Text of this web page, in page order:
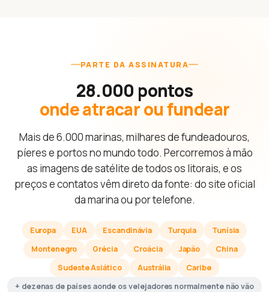
PARTE DA ASSINATURA
28.000 pontos
onde atracar ou fundear
Mais de 6.000 marinas, milhares de fundeadouros,
píeres e portos no mundo todo. Percorremos à mão
as imagens de satélite de todos os litorais, e os
preços e contatos vêm direto da fonte: do site oficial
da marina ou por telefone.
Europa EUA Escandinávia Turquia
Tunísia
Montenegro
Grécia Croácia Japão
China
Sudeste Asiático
Austrália
Caribe
+ dezenas de países aonde os velejadores normalmente não vão